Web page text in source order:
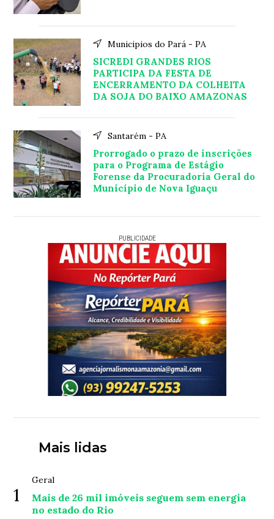
Municipios do Pará - PA
SICREDI GRANDES RIOS
PARTICIPA DA FESTA DE
ENCERRAMENTO DA COLHEITA
DA SOJA DO BAIXO AMAZONAS
Santarém - PA
Prorrogado o prazo de inscrições
para o Programa de Estágio
Forense da Procuradoria Geral do
Município de Nova Iguaçu
PUBLICIDADE
Mais lidas
1
Geral
Mais de 26 mil imóveis seguem sem energia
no estado do Rio